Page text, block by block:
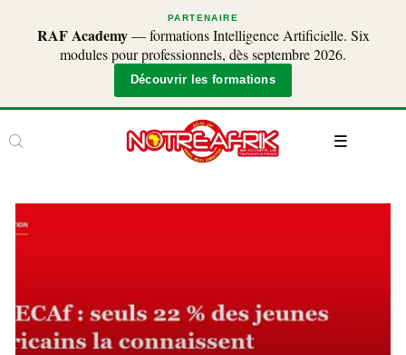
PARTENAIRE
RAF Academy— formations Intelligence Artificielle. Six
modules pour professionnels, dès septembre 2026.
Découvrir les formations